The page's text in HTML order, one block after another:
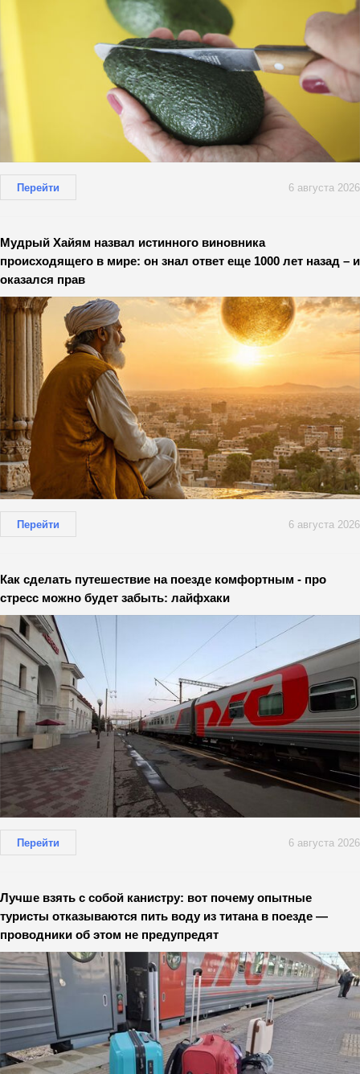
Перейти 6 августа 2026
Мудрый Хайям назвал истинного виновника
происходящего в мире: он знал ответ еще 1000 лет назад – и
оказался прав
Перейти 6 августа 2026
Как сделать путешествие на поезде комфортным - про
стресс можно будет забыть: лайфхаки
Перейти 6 августа 2026
Лучше взять с собой канистру: вот почему опытные
туристы отказываются пить воду из титана в поезде —
проводники об этом не предупредят